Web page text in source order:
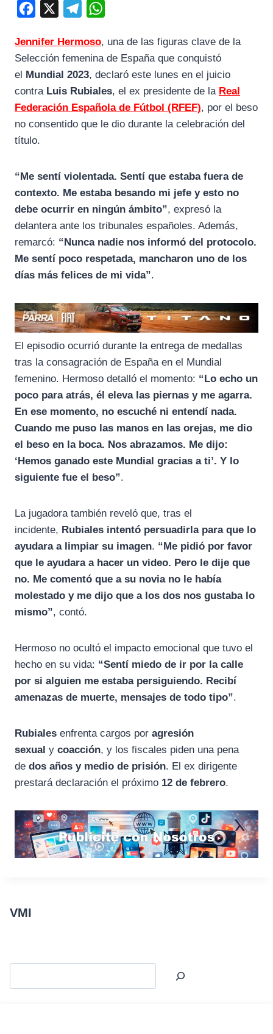
c
e
b
k
l
e
g
a
t
s
Jennifer Hermoso, una de las figuras clave de la
Selección femenina de España que conquistó
el Mundial 2023, declaró este lunes en el juicio
contra Luis Rubiales, el ex presidente de la Real
Federación Española de Fútbol (RFEF), por el beso
no consentido que le dio durante la celebración del
título.
“Me sentí violentada. Sentí que estaba fuera de
contexto. Me estaba besando mi jefe y esto no
debe ocurrir en ningún ámbito”, expresó la
delantera ante los tribunales españoles. Además,
remarcó: “Nunca nadie nos informó del protocolo.
Me sentí poco respetada, mancharon uno de los
días más felices de mi vida”.
El episodio ocurrió durante la entrega de medallas
tras la consagración de España en el Mundial
femenino. Hermoso detalló el momento: “Lo echo un
poco para atrás, él eleva las piernas y me agarra.
En ese momento, no escuché ni entendí nada.
Cuando me puso las manos en las orejas, me dio
el beso en la boca. Nos abrazamos. Me dijo:
‘Hemos ganado este Mundial gracias a ti’. Y lo
siguiente fue el beso”.
La jugadora también reveló que, tras el
incidente, Rubiales intentó persuadirla para que lo
ayudara a limpiar su imagen. “Me pidió por favor
que le ayudara a hacer un video. Pero le dije que
no. Me comentó que a su novia no le había
molestado y me dijo que a los dos nos gustaba lo
mismo”, contó.
Hermoso no ocultó el impacto emocional que tuvo el
hecho en su vida: “Sentí miedo de ir por la calle
por si alguien me estaba persiguiendo. Recibí
amenazas de muerte, mensajes de todo tipo”.
Rubiales enfrenta cargos por agresión
sexual y coacción, y los fiscales piden una pena
de dos años y medio de prisión. El ex dirigente
prestará declaración el próximo 12 de febrero.
VMI